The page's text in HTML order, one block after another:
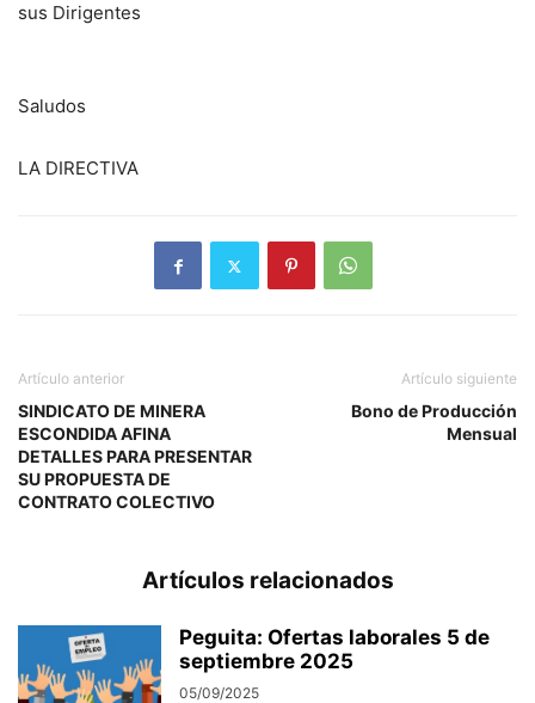
sus Dirigentes
Saludos
LA DIRECTIVA
Artículo anterior
SINDICATO DE MINERA
ESCONDIDA AFINA
DETALLES PARA PRESENTAR
SU PROPUESTA DE
CONTRATO COLECTIVO
Artículo siguiente
Bono de Producción
Mensual
Artículos relacionados
Peguita: Ofertas laborales 5 de
septiembre 2025
05/09/2025